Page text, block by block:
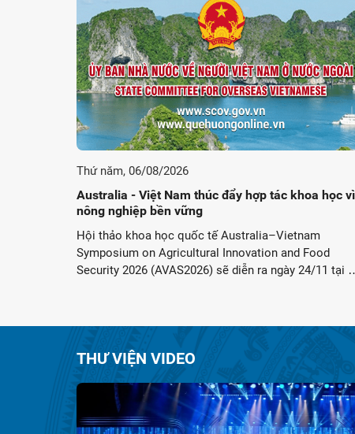
Thứ năm, 06/08/2026
Australia - Việt Nam thúc đẩy hợp tác khoa học vì
nông nghiệp bền vững
Hội thảo khoa học quốc tế Australia–Vietnam
Symposium on Agricultural Innovation and Food
Security 2026 (AVAS2026) sẽ diễn ra ngày 24/11 tại
THƯ VIỆN VIDEO